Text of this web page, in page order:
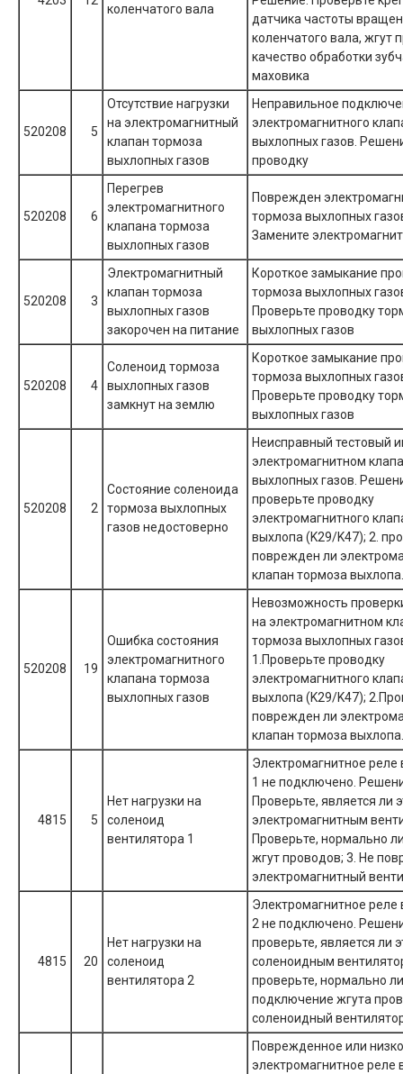
коленчатого вала
датчика частоты
коленчатого вала, жгут
качество обработки
маховика
520208 5
Отсутствие нагрузки
на электромагнитный
клапан тормоза
выхлопных газов
Неправильное
электромагнитного
выхлопных газов.
проводку
520208 6
Перегрев
электромагнитного
клапана тормоза
выхлопных газов
Поврежден
тормоза выхлопных
Замените
520208 3
Электромагнитный
клапан тормоза
выхлопных газов
закорочен на питание
Короткое замыкание
тормоза выхлопных
Проверьте проводку
выхлопных газов
520208 4
Соленоид тормоза
выхлопных газов
замкнут на землю
Короткое замыкание
тормоза выхлопных
Проверьте проводку
выхлопных газов
520208 2
Состояние соленоида
тормоза выхлопных
газов недостоверно
Неисправный тестовый
электромагнитном
выхлопных газов.
проверьте проводку
электромагнитного
выхлопа (K29/K47); 2.
поврежден ли
клапан тормоза выхлопа.
520208 19
Ошибка состояния
электромагнитного
клапана тормоза
выхлопных газов
Невозможность
на электромагнитном
тормоза выхлопных
1.Проверьте проводку
электромагнитного
выхлопа (K29/K47);
поврежден ли
клапан тормоза выхлопа.
4815 5
Нет нагрузки на
соленоид
вентилятора 1
Электромагнитное реле
1 не подключено.
Проверьте, является ли
электромагнитным
Проверьте, нормально
жгут проводов; 3. Не
электромагнитный
4815 20
Нет нагрузки на
соленоид
вентилятора 2
Электромагнитное реле
2 не подключено.
проверьте, является ли
соленоидным
проверьте, нормально ли
подключение жгута
соленоидный
Поврежденное или
электромагнитное реле